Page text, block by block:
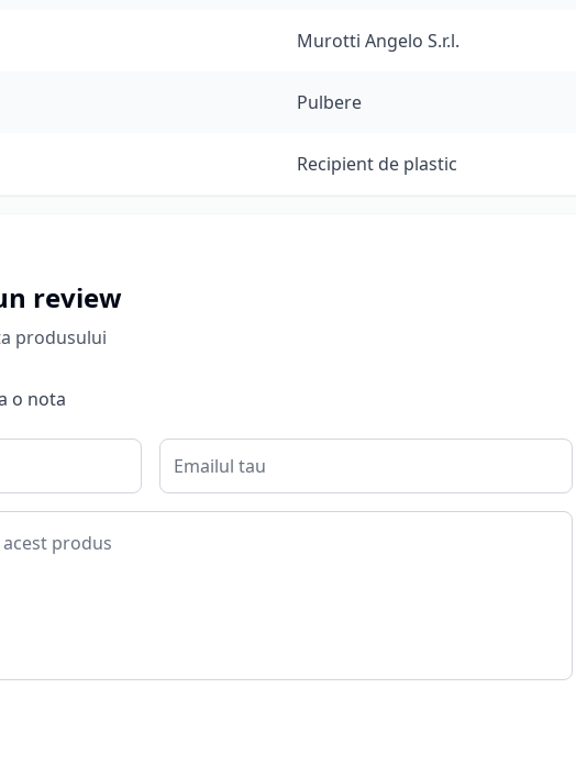
Murotti Angelo S.r.l.
Pulbere
Recipient de plastic
review
produsului
o nota